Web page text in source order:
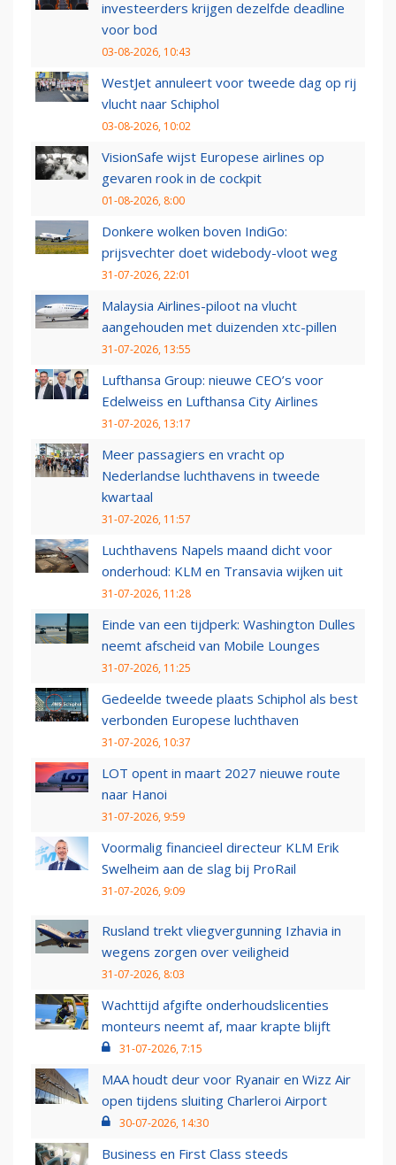
investeerders krijgen dezelfde deadline
voor bod
03-08-2026, 10:43
WestJet annuleert voor tweede dag op rij
vlucht naar Schiphol
03-08-2026, 10:02
VisionSafe wijst Europese airlines op
gevaren rook in de cockpit
01-08-2026, 8:00
Donkere wolken boven IndiGo:
prijsvechter doet widebody-vloot weg
31-07-2026, 22:01
Malaysia Airlines-piloot na vlucht
aangehouden met duizenden xtc-pillen
31-07-2026, 13:55
Lufthansa Group: nieuwe CEO’s voor
Edelweiss en Lufthansa City Airlines
31-07-2026, 13:17
Meer passagiers en vracht op
Nederlandse luchthavens in tweede
kwartaal
31-07-2026, 11:57
Luchthavens Napels maand dicht voor
onderhoud: KLM en Transavia wijken uit
31-07-2026, 11:28
Einde van een tijdperk: Washington Dulles
neemt afscheid van Mobile Lounges
31-07-2026, 11:25
Gedeelde tweede plaats Schiphol als best
verbonden Europese luchthaven
31-07-2026, 10:37
LOT opent in maart 2027 nieuwe route
naar Hanoi
31-07-2026, 9:59
Voormalig financieel directeur KLM Erik
Swelheim aan de slag bij ProRail
31-07-2026, 9:09
Rusland trekt vliegvergunning Izhavia in
wegens zorgen over veiligheid
31-07-2026, 8:03
Wachttijd afgifte onderhoudslicenties
monteurs neemt af, maar krapte blijft
31-07-2026, 7:15
MAA houdt deur voor Ryanair en Wizz Air
open tijdens sluiting Charleroi Airport
30-07-2026, 14:30
Business en First Class steeds